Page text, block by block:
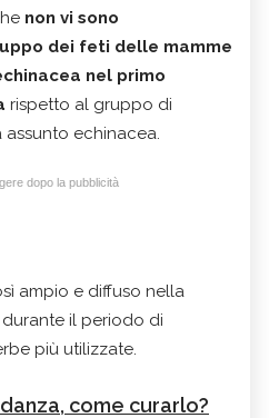
non vi sono
dei feti delle mamme
nel primo
rispetto al gruppo di
echinacea.
dopo la pubblicità
ampio e diffuso nella
il periodo di
più utilizzate.
come curarlo?